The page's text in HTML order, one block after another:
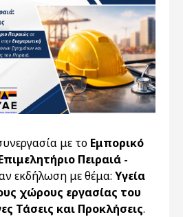
με το Εμπορικό
Πειραιά -
εκδήλωση με θέμα: Υγεία
χώρους εργασίας του
Τάσεις και Προκλήσεις.